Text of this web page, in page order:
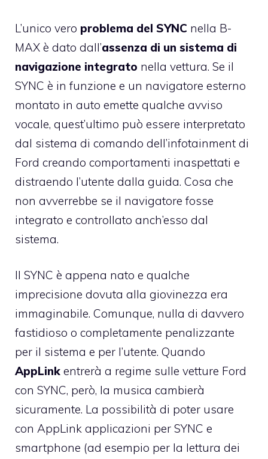
L’unico vero problema del SYNC nella B-
MAX è dato dall’assenza di un sistema di
navigazione integrato nella vettura. Se il
SYNC è in funzione e un navigatore esterno
montato in auto emette qualche avviso
vocale, quest’ultimo può essere interpretato
dal sistema di comando dell’infotainment di
Ford creando comportamenti inaspettati e
distraendo l’utente dalla guida. Cosa che
non avverrebbe se il navigatore fosse
integrato e controllato anch’esso dal
sistema.
Il SYNC è appena nato e qualche
imprecisione dovuta alla giovinezza era
immaginabile. Comunque, nulla di davvero
fastidioso o completamente penalizzante
per il sistema e per l’utente. Quando
AppLink entrerà a regime sulle vetture Ford
con SYNC, però, la musica cambierà
sicuramente. La possibilità di poter usare
con AppLink applicazioni per SYNC e
smartphone (ad esempio per la lettura dei